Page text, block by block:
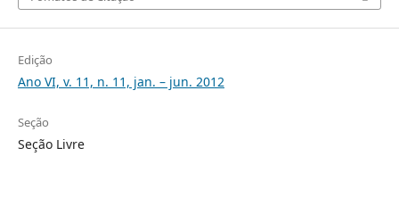
Edição
Ano VI, v. 11, n. 11, jan. – jun. 2012
Seção
Seção Livre